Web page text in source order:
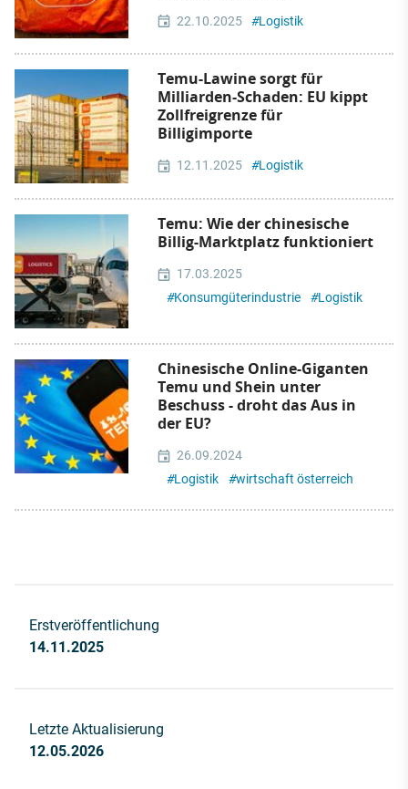
22.10.2025 #Logistik
Temu-Lawine sorgt für
Milliarden-Schaden: EU kippt
Zollfreigrenze für
Billigimporte
12.11.2025 #Logistik
Temu: Wie der chinesische
Billig-Marktplatz funktioniert
17.03.2025
#Konsumgüterindustrie #Logistik
Chinesische Online-Giganten
Temu und Shein unter
Beschuss - droht das Aus in
der EU?
26.09.2024
#Logistik #wirtschaft österreich
Erstveröffentlichung
14.11.2025
Letzte Aktualisierung
12.05.2026